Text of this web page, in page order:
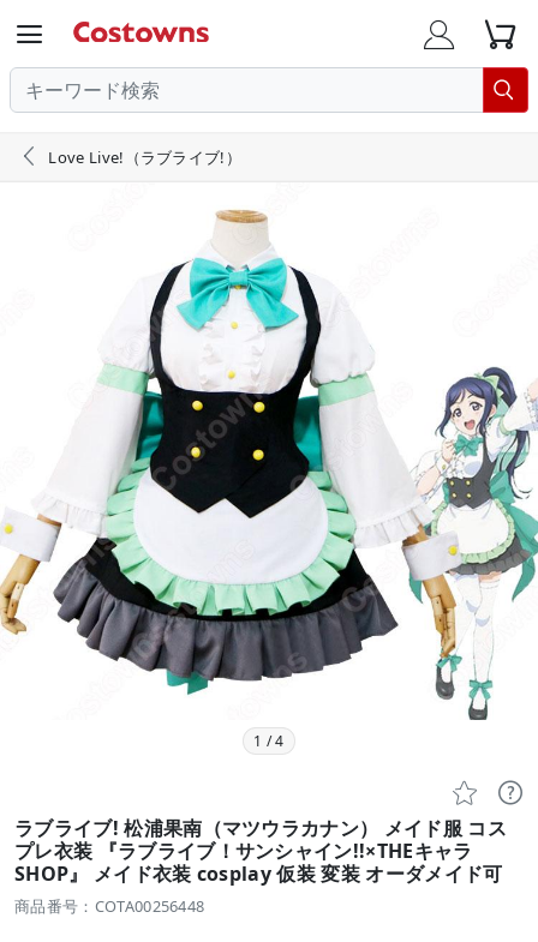
  

 Love Live!（ラブライブ!）
1 /4
 
ラブライブ! 松浦果南（マツウラカナン） メイド服 コス
プレ衣装 『ラブライブ！サンシャイン!!×THEキャラ
SHOP』 メイド衣装 cosplay 仮装 変装 オーダメイド可
商品番号：COTA00256448